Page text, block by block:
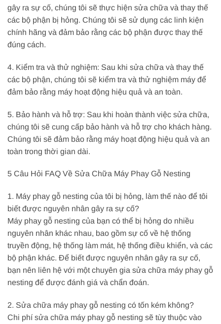
gây ra sự cố, chúng tôi sẽ thực hiện sửa chữa và thay thế
các bộ phận bị hỏng. Chúng tôi sẽ sử dụng các linh kiện
chính hãng và đảm bảo rằng các bộ phận được thay thế
đúng cách.
4. Kiểm tra và thử nghiệm: Sau khi sửa chữa và thay thế
các bộ phận, chúng tôi sẽ kiểm tra và thử nghiệm máy để
đảm bảo rằng máy hoạt động hiệu quả và an toàn.
5. Bảo hành và hỗ trợ: Sau khi hoàn thành việc sửa chữa,
chúng tôi sẽ cung cấp bảo hành và hỗ trợ cho khách hàng.
Chúng tôi sẽ đảm bảo rằng máy hoạt động hiệu quả và an
toàn trong thời gian dài.
5 Câu Hỏi FAQ Về Sửa Chữa Máy Phay Gỗ Nesting
1. Máy phay gỗ nesting của tôi bị hỏng, làm thế nào để tôi
biết được nguyên nhân gây ra sự cố?
Máy phay gỗ nesting của bạn có thể bị hỏng do nhiều
nguyên nhân khác nhau, bao gồm sự cố về hệ thống
truyền động, hệ thống làm mát, hệ thống điều khiển, và các
bộ phận khác. Để biết được nguyên nhân gây ra sự cố,
bạn nên liên hệ với một chuyên gia sửa chữa máy phay gỗ
nesting để được đánh giá và chẩn đoán.
2. Sửa chữa máy phay gỗ nesting có tốn kém không?
Chi phí sửa chữa máy phay gỗ nesting sẽ tùy thuộc vào